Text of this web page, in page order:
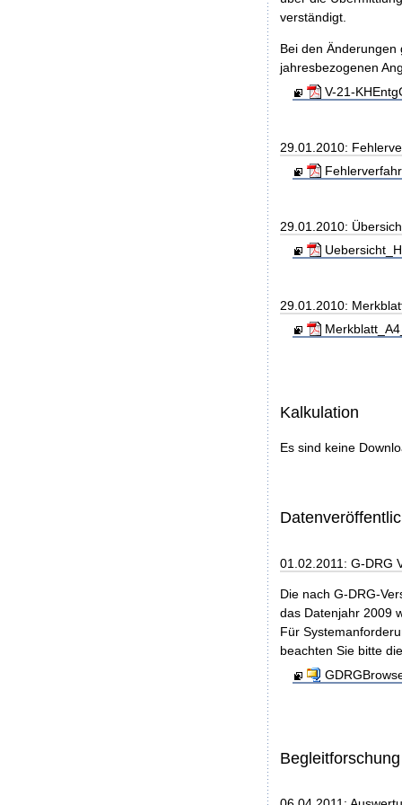
verständigt.
Bei den
jahresbezogenen
V-21-
29.01.2010:
29.01.2010:
29.01.2010:
Kalkulation
Es sind keine
01.02.2011: G-DRG
Die nach G-DRG-
das Datenjahr 2009
Für
beachten Sie bitte
Begleitforschung